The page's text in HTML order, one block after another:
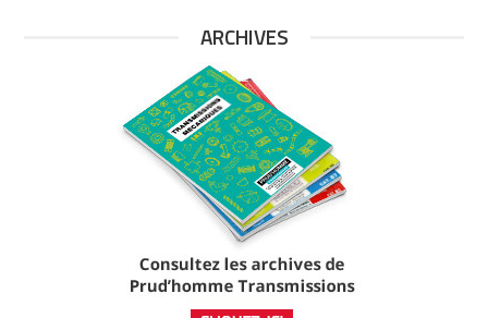
ARCHIVES